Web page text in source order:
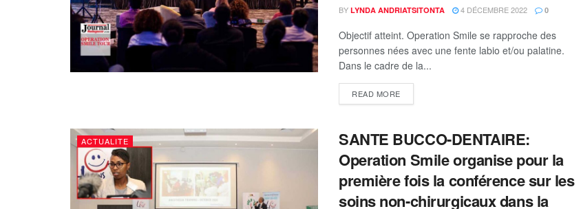
BY LYNDA ANDRIATSITONTA 4 DÉCEMBRE 2022 0
Objectif atteint. Operation Smile se rapproche des
personnes nées avec une fente labio et/ou palatine.
Dans le cadre de la...
READ MORE
ACTUALITE
SANTE BUCCO-DENTAIRE:
Operation Smile organise pour la
première fois la conférence sur les
soins non-chirurgicaux dans la